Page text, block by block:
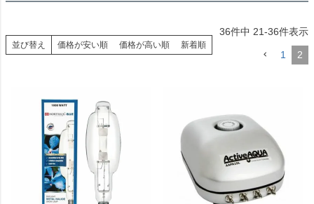
並び替え 価格が安い順 価格が高い順 新着順
36件中 21-36件表示
1 2